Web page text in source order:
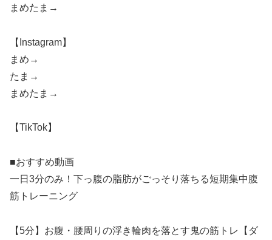
まめたま→
【Instagram】
まめ→
たま→
まめたま→
【TikTok】
■おすすめ動画
一日3分のみ！下っ腹の脂肪がごっそり落ちる短期集中腹
筋トレーニング
【5分】お腹・腰周りの浮き輪肉を落とす鬼の筋トレ【ダ